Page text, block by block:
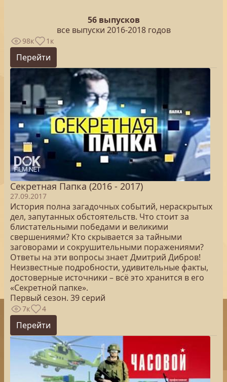
56 выпусков
все выпуски 2016-2018 годов
98к 1к
Перейти
Секретная Папка (2016 - 2017)
27.09.2017
История полна загадочных событий, нераскрытых
дел, запутанных обстоятельств. Что стоит за
блистательными победами и великими
свершениями? Кто скрывается за тайными
заговорами и сокрушительными поражениями?
Ответы на эти вопросы знает Дмитрий Дибров!
Неизвестные подробности, удивительные факты,
достоверные источники – всё это хранится в его
«Секретной папке».
Первый сезон. 39 серий
7к 4
Перейти